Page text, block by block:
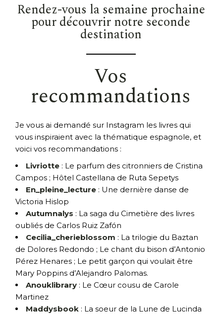
Rendez-vous la semaine prochaine
pour découvrir notre seconde
destination
Vos
recommandations
Je vous ai demandé sur Instagram les livres qui
vous inspiraient avec la thématique espagnole, et
voici vos recommandations :
Livriotte : Le parfum des citronniers de Cristina
Campos ; Hôtel Castellana de Ruta Sepetys
En_pleine_lecture : Une dernière danse de
Victoria Hislop
Autumnalys : La saga du Cimetière des livres
oubliés de Carlos Ruiz Zafón
Cecilia_cherieblossom : La trilogie du Baztan
de Dolores Redondo ; Le chant du bison d’Antonio
Pérez Henares ; Le petit garçon qui voulait être
Mary Poppins d’Alejandro Palomas.
Anouklibrary : Le Cœur cousu de Carole
Martinez
Maddysbook : La soeur de la Lune de Lucinda